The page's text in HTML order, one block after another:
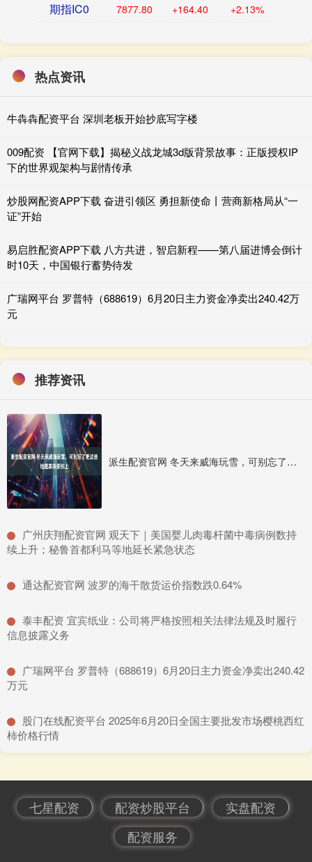
期指IC0 7877.80 +164.40 +2.13%
热点资讯
牛犇犇配资平台 深圳老板开始抄底写字楼
009配资 【官网下载】揭秘义战龙城3d版背景故事：正版授权IP
下的世界观架构与剧情传承
炒股网配资APP下载 奋进引领区 勇担新使命丨营商新格局从“一
证”开始
易启胜配资APP下载 八方共进，智启新程——第八届进博会倒计
时10天，中国银行蓄势待发
广瑞网平台 罗普特（688619）6月20日主力资金净卖出240.42万
元
推荐资讯
派生配资官网 冬天来威海玩雪，可别忘了把这些地道美味安排上
​广州庆翔配资官网 观天下｜美国婴儿肉毒杆菌中毒病例数持
续上升；秘鲁首都利马等地延长紧急状态
​通达配资官网 波罗的海干散货运价指数跌0.64%
​泰丰配资 宜宾纸业：公司将严格按照相关法律法规及时履行
信息披露义务
​广瑞网平台 罗普特（688619）6月20日主力资金净卖出240.42
万元
​股门在线配资平台 2025年6月20日全国主要批发市场樱桃西红
柿价格行情
七星配资 配资炒股平台
实盘配资
配资服务